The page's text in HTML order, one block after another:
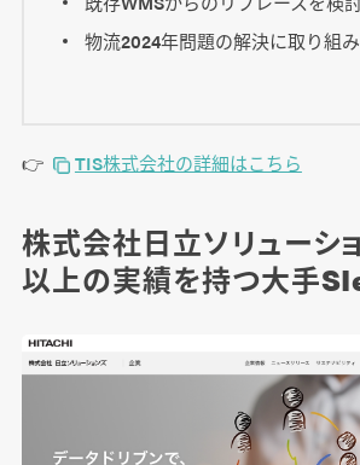
物流2024年問題の解決に取り組
👉 TIS株式会社の詳細はこちら
株式会社日立ソリューシ
以上の実績を持つ大手